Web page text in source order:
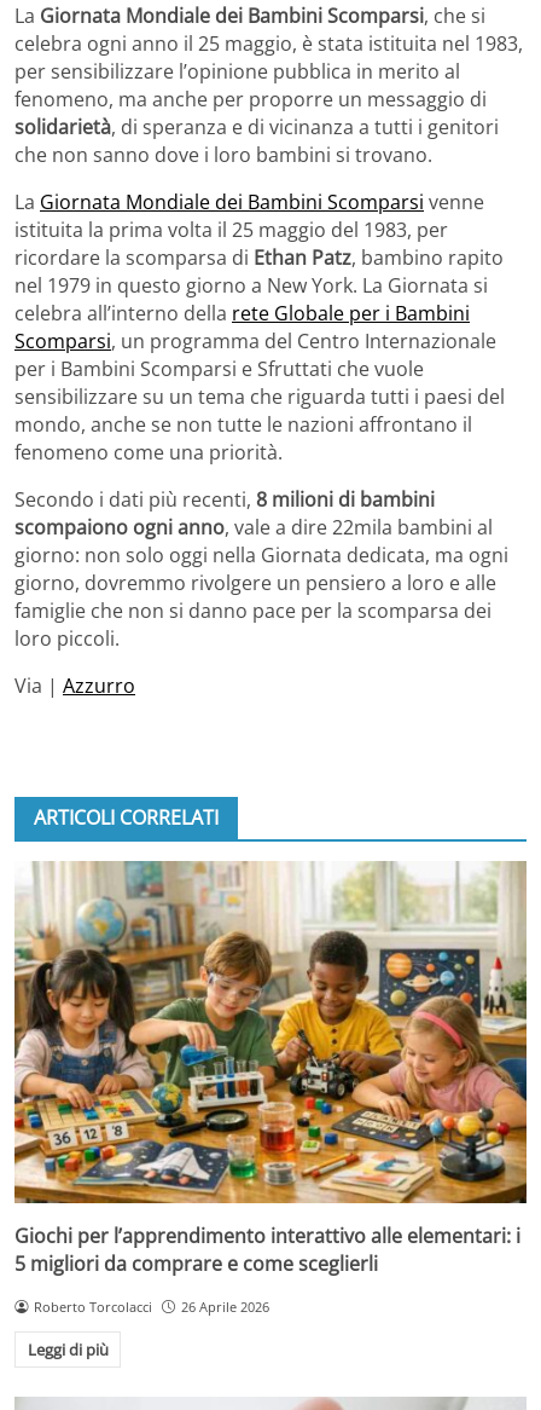
La Giornata Mondiale dei Bambini Scomparsi, che si
celebra ogni anno il 25 maggio, è stata istituita nel 1983,
per sensibilizzare l’opinione pubblica in merito al
fenomeno, ma anche per proporre un messaggio di
solidarietà, di speranza e di vicinanza a tutti i genitori
che non sanno dove i loro bambini si trovano.
La Giornata Mondiale dei Bambini Scomparsi venne
istituita la prima volta il 25 maggio del 1983, per
ricordare la scomparsa di Ethan Patz, bambino rapito
nel 1979 in questo giorno a New York. La Giornata si
celebra all’interno della rete Globale per i Bambini
Scomparsi, un programma del Centro Internazionale
per i Bambini Scomparsi e Sfruttati che vuole
sensibilizzare su un tema che riguarda tutti i paesi del
mondo, anche se non tutte le nazioni affrontano il
fenomeno come una priorità.
Secondo i dati più recenti, 8 milioni di bambini
scompaiono ogni anno, vale a dire 22mila bambini al
giorno: non solo oggi nella Giornata dedicata, ma ogni
giorno, dovremmo rivolgere un pensiero a loro e alle
famiglie che non si danno pace per la scomparsa dei
loro piccoli.
Via | Azzurro
ARTICOLI CORRELATI
Giochi per l’apprendimento interattivo alle elementari: i
5 migliori da comprare e come sceglierli
Roberto Torcolacci 26 Aprile 2026
Leggi di più